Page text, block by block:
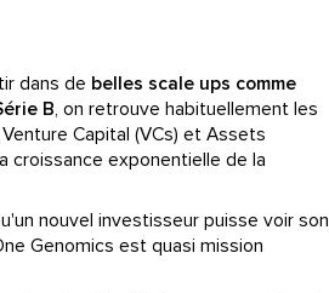
dans de belles scale ups comme
B, on retrouve habituellement les
Capital (VCs) et Assets
croissance exponentielle de la
nouvel investisseur puisse voir son
Genomics est quasi mission